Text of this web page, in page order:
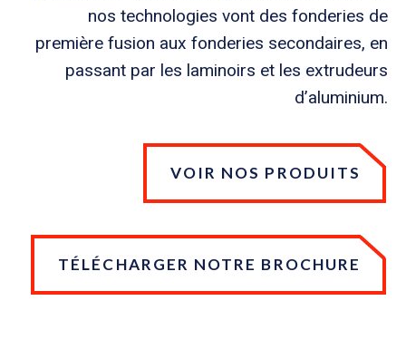
nos technologies vont des fonderies de
première fusion aux fonderies secondaires, en
passant par les laminoirs et les extrudeurs
d’aluminium.
VOIR NOS PRODUITS
TÉLÉCHARGER NOTRE BROCHURE